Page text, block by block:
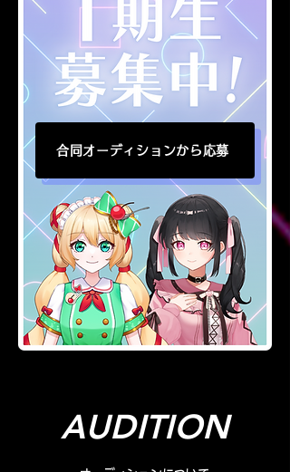
合同オーディションから応募
AUDITION